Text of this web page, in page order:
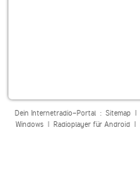
Dein Internetradio-Portal : Sitemap|
Windows| Radioplayer für Android|